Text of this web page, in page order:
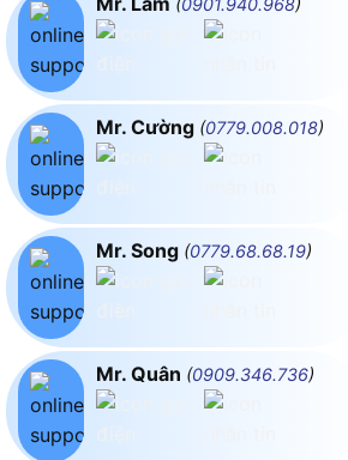
(0901.940.968)
Mr. Cường (0779.008.018)
Mr. Song (0779.68.68.19)
Mr. Quân (0909.346.736)